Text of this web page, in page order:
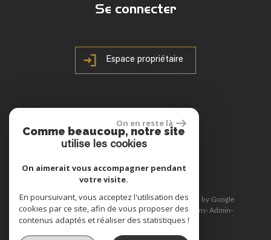
Se connecter
Espace propriétaire
site réalisé par
© 2026 | Tous droits réservés | Traduction powered by Google
Plan du site Mentions légales Nos honoraires Liens Admin
Toutes nos annonces
Politique RGPD
On en reste là
Comme beaucoup, notre site
utilise les cookies
On aimerait vous accompagner pendant
votre visite.
En poursuivant, vous acceptez l'utilisation des
cookies par ce site, afin de vous proposer des
contenus adaptés et réaliser des statistiques !